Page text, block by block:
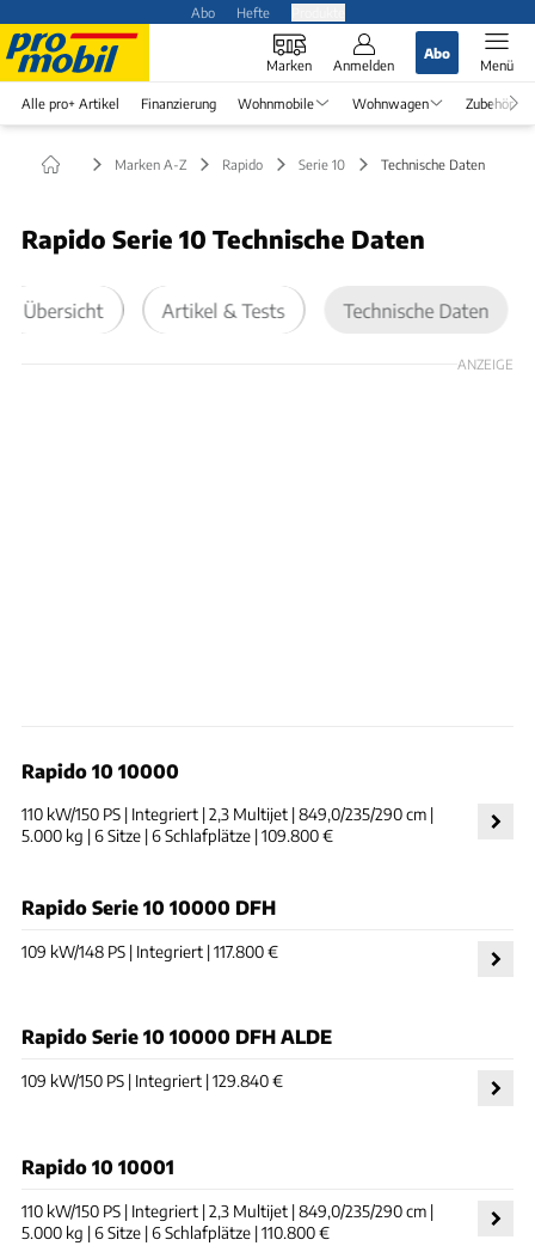
Abo Hefte
Marken Anmelden
Abo
Menü
Alle pro+ Artikel Finanzierung Wohnmobile Wohnwagen Zubehör
Marken A-Z Rapido Serie 10 Technische Daten
Rapido Serie 10 Technische Daten
Übersicht Artikel & Tests Technische Daten
ANZEIGE
Rapido 10 10000
110 kW/150 PS | Integriert | 2,3 Multijet | 849,0/235/290 cm |
5.000 kg | 6 Sitze | 6 Schlafplätze | 109.800 €
Rapido Serie 10 10000 DFH
109 kW/148 PS | Integriert | 117.800 €
Rapido Serie 10 10000 DFH ALDE
109 kW/150 PS | Integriert | 129.840 €
Rapido 10 10001
110 kW/150 PS | Integriert | 2,3 Multijet | 849,0/235/290 cm |
5.000 kg | 6 Sitze | 6 Schlafplätze | 110.800 €